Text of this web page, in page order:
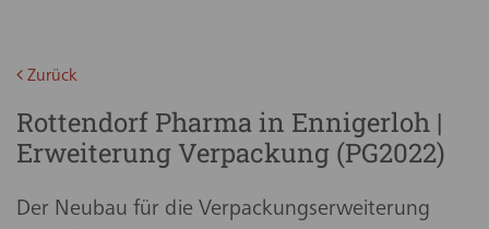
Zurück
Rottendorf Pharma in Ennigerloh |
Erweiterung Verpackung (PG2022)
Der Neubau für die Verpackungserweiterung